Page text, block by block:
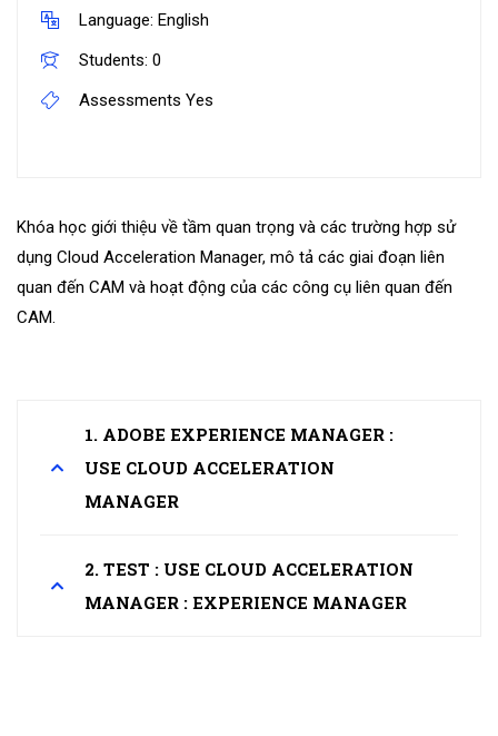
Khóa học giới thiệu về tầm quan trọng và các trường hợp sử
dụng Cloud Acceleration Manager, mô tả các giai đoạn liên
quan đến CAM và hoạt động của các công cụ liên quan đến
CAM.
1. ADOBE EXPERIENCE MANAGER :
USE CLOUD ACCELERATION
MANAGER
2. TEST : USE CLOUD ACCELERATION
MANAGER : EXPERIENCE MANAGER
Language: English
Students: 0
Assessments Yes